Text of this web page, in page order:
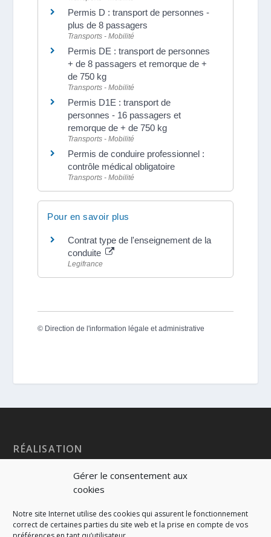
Gérer le consentement aux
cookies
Notre site Internet utilise des cookies qui assurent le fonctionnement
correct de certaines parties du site web et la prise en compte de vos
Permis D : transport de personnes -
plus de 8 passagers
Transports - Mobilité
Permis DE : transport de personnes
+ de 8 passagers et remorque de +
de 750 kg
Transports - Mobilité
Permis D1E : transport de
personnes - 16 passagers et
remorque de + de 750 kg
Transports - Mobilité
Permis de conduire professionnel :
contrôle médical obligatoire
Transports - Mobilité
Pour en savoir plus
Contrat type de l'enseignement de la
conduite
Legifrance
© Direction de l'information légale et administrative
RÉALISATION